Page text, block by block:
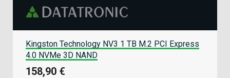
Kingston Technology NV3 1 TB M.2 PCI Express
4.0 NVMe 3D NAND
158,90 €